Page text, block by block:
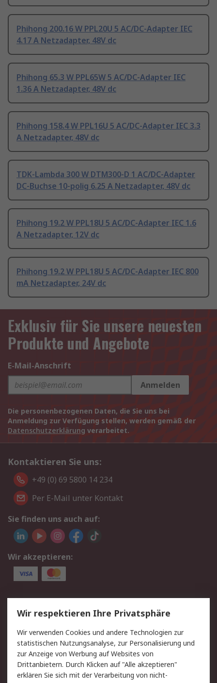
Phihong 200.16 W PPL20U 5 AC/DC-Adapter IEC
4.17 A Netzadapter, 48V dc
Phihong 65.3 W PPL65W 5 AC/DC-Adapter IEC
1.36 A Netzadapter, 48V dc
Phihong 158.4 W PPL16U 5 AC/DC-Adapter IEC 3.3
A Netzadapter, 48V dc
TDK-Lambda 300 W DTM300-D 1 AC/DC-Adapter
DC-Buchse 10-polig 6.25 A Netzadapter, 48V dc
Phihong 19.2 W PPL18U 5 AC/DC-Adapter IEC 1.6
A Netzadapter, 12V dc
Phihong 19.2 W PPL18U 5 AC/DC-Adapter IEC 800
mA Netzadapter, 24V dc
Exklusiv für Sie unsere neuesten
Produkte und Angebote
E-Mail-Anschrift
Anmelden
Die personenbezogenen Daten, die Sie uns bei
Anmeldung zur Verfügung stellen, werden gemäß der
Datenschutzerklärung verarbeitet.
Kontaktieren Sie uns:
+49 (0) 69 5800 14 234
Per E-Mail unter Kontakt
Sie finden uns auch auf:
Wir akzeptieren:
Service
Value Added Services
Lieferlösungen
Rücksendungen
Kontakt
Hilfe
Privatkunden
Rechtliches
Wir respektieren Ihre Privatsphäre
Wir verwenden Cookies und andere Technologien zur
statistischen Nutzungsanalyse, zur Personalisierung und
zur Anzeige von Werbung auf Websites von
Drittanbietern. Durch Klicken auf "Alle akzeptieren"
erklären Sie sich mit der Verarbeitung von nicht-